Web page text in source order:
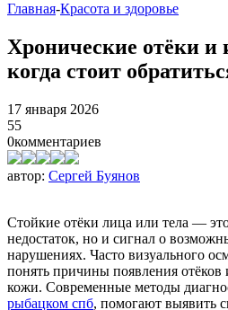
Главная-Красота и здоровье
Хронические отёки и
когда стоит
17 января 2026
55
0комментариев
автор: Сергей Буянов
Стойкие отёки лица или тела —
недостаток, но и сигнал о
нарушениях. Часто визуального
понять причины появления отёков
кожи. Современные методы
рыбацком спб, помогают выявить